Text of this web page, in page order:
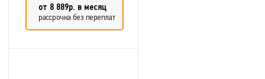
от 8 889р. в месяц
рассрочка без переплат